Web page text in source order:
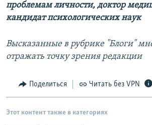
проблемам личности, доктор
кандидат психологических наук
Высказанные в рубрике "Блоги"
отражать точку зрения редакции
Поделиться Читать без VPN
Этот контент также в категориях